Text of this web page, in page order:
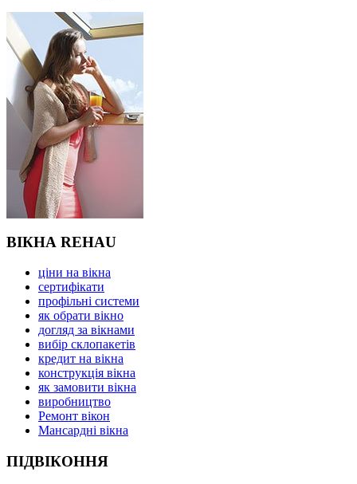
ВІКНА REHAU
ціни на вікна
сертифікати
профільні системи
як обрати вікно
догляд за вікнами
вибір склопакетів
кредит на вікна
конструкція вікна
як замовити вікна
виробництво
Ремонт вікон
Мансардні вікна
ПІДВІКОННЯ